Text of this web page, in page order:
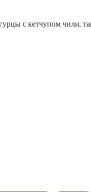
с кетчупом чили,